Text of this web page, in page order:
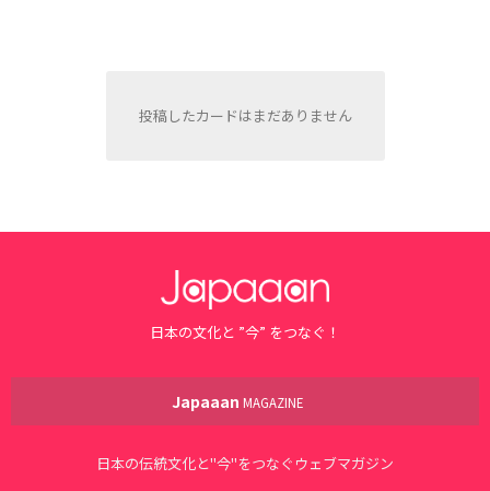
投稿したカードはまだありません
日本の文化と ”今” をつなぐ！
Japaaan MAGAZINE
日本の伝統文化と"今"をつなぐウェブマガジン